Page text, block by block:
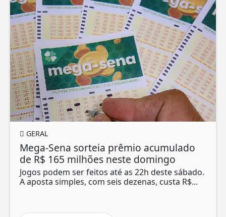
GERAL
Mega-Sena sorteia prêmio acumulado
de R$ 165 milhões neste domingo
Jogos podem ser feitos até as 22h deste sábado.
A aposta simples, com seis dezenas, custa R$...